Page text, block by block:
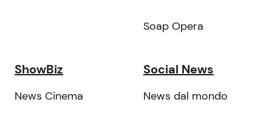
Soap Opera
ShowBiz
News Cinema
Social News
News dal mondo